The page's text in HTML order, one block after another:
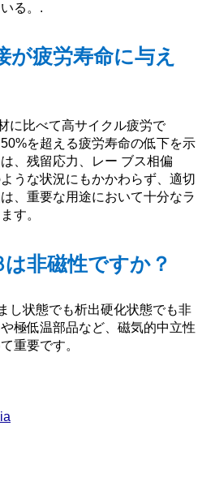
る。 .
が疲労寿命に与え
に比べて高サイクル疲労で
を超える疲労寿命の低下を示
、残留応力、レー ブス相偏
うな状況にもかかわらず、適切
、重要な用途において十分なラ
す。
非磁性ですか？
し状態でも析出硬化状態でも非
極低温部品など、磁気的中立性
重要です。